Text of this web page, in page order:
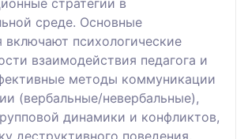
среде. Основные
включают психологические
взаимодействия педагога и
методы коммуникации
(вербальные/невербальные),
динамики и конфликтов,
деструктивного поведения,